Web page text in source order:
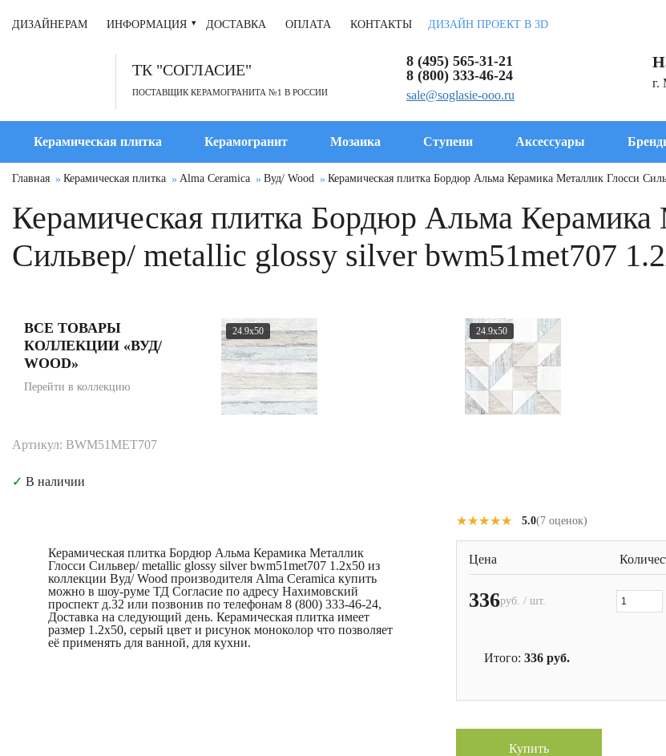
ДИЗАЙНЕРАМ ИНФОРМАЦИЯ ДОСТАВКА ОПЛАТА КОНТАКТЫ ДИЗАЙН ПРОЕКТ В 3D
ТК "СОГЛАСИЕ"
ПОСТАВЩИК КЕРАМОГРАНИТА №1 В РОССИИ
8 (495) 565-31-21
8 (800) 333-46-24
sale@soglasie-ooo.ru
г.
Керамическая плитка Керамогранит Мозаика Ступени Аксессуары
Главная Керамическая плитка Alma Ceramica Вуд/ Wood Керамическая плитка Бордюр Альма Керамика Металлик Глосси
Керамическая плитка Бордюр Альма Керамика
Сильвер/ metallic glossy silver bwm51met707
ВСЕ ТОВАРЫ
КОЛЛЕКЦИИ «ВУД/
WOOD»
Перейти в коллекцию
24.9x50 24.9x50
Артикул: BWM51MET707
✓ В наличии
Керамическая плитка Бордюр Альма Керамика Металлик
Глосси Сильвер/ metallic glossy silver bwm51met707 1.2x50 из
коллекции Вуд/ Wood производителя Alma Ceramica купить
можно в шоу-руме ТД Согласие по адресу Нахимовский
проспект д.32 или позвонив по телефонам 8 (800) 333-46-24,
Доставка на следующий день. Керамическая плитка имеет
размер 1.2x50, серый цвет и рисунок моноколор что позволяет
её применять для ванной, для кухни.
★★★★★
★★★★★ 5.0(7 оценок)
Цена
336руб. / шт.
Итого: 336 руб.
Купить